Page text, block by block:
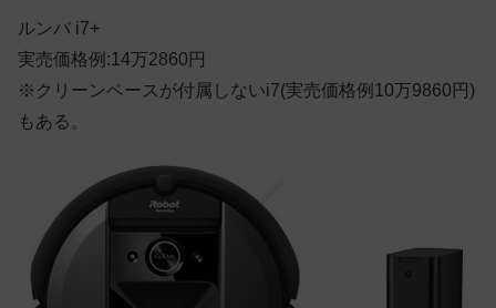
ルンバ i7+
実売価格例:14万2860円
※クリーンベースが付属しないi7(実売価格例10万9860円)
もある。